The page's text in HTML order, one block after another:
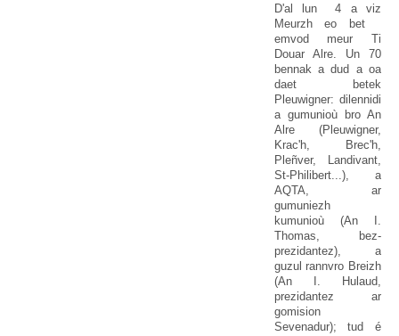
D'al lun 4 a viz
Meurzh eo bet
emvod meur Ti
Douar Alre. Un 70
bennak a dud a oa
daet betek
Pleuwigner: dilennidi
a gumunioù bro An
Alre (Pleuwigner,
Krac'h, Brec'h,
Pleñver, Landivant,
St-Philibert...), a
AQTA, ar
gumuniezh
kumunioù (An I.
Thomas, bez-
prezidantez), a
guzul rannvro Breizh
(An I. Hulaud,
prezidantez ar
gomision
Sevenadur); tud é